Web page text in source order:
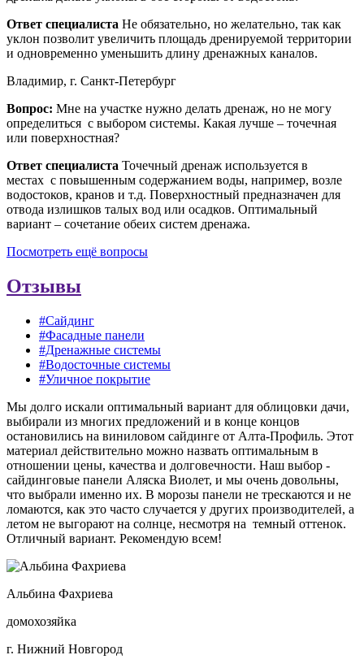
Ответ специалиста Не обязательно, но желательно, так как
уклон позволит увеличить площадь дренируемой территории
и одновременно уменьшить длину дренажных каналов.
Владимир, г. Санкт-Петербург
Вопрос: Мне на участке нужно делать дренаж, но не могу
определиться с выбором системы. Какая лучше – точечная
или поверхностная?
Ответ специалиста Точечный дренаж используется в
местах с повышенным содержанием воды, например, возле
водостоков, кранов и т.д. Поверхностный предназначен для
отвода излишков талых вод или осадков. Оптимальный
вариант – сочетание обеих систем дренажа.
Посмотреть ещё вопросы
Отзывы
#Сайдинг
#Фасадные панели
#Дренажные системы
#Водосточные системы
#Уличное покрытие
Мы долго искали оптимальный вариант для облицовки дачи,
выбирали из многих предложений и в конце концов
остановились на виниловом сайдинге от Алта-Профиль. Этот
материал действительно можно назвать оптимальным в
отношении цены, качества и долговечности. Наш выбор -
сайдинговые панели Аляска Виолет, и мы очень довольны,
что выбрали именно их. В морозы панели не трескаются и не
ломаются, как это часто случается у других производителей, а
летом не выгорают на солнце, несмотря на темный оттенок.
Отличный вариант. Рекомендую всем!
Альбина Фахриева
домохозяйка
г. Нижний Новгород